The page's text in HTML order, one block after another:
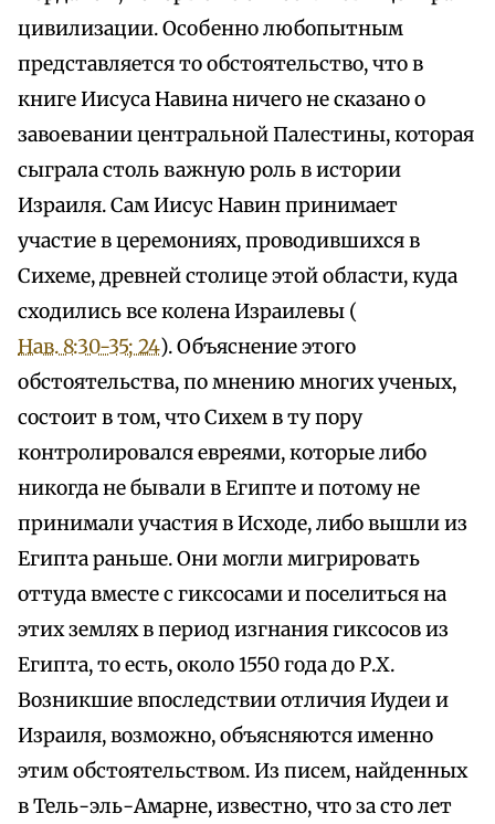
цивилизации. Особенно любопытным
представляется то обстоятельство, что в
книге Иисуса Навина ничего не сказано о
завоевании центральной Палестины, которая
сыграла столь важную роль в истории
Израиля. Сам Иисус Навин принимает
участие в церемониях, проводившихся в
Сихеме, древней столице этой области, куда
сходились все колена Израилевы (
Нав. 8:30-35; 24). Объяснение этого
обстоятельства, по мнению многих ученых,
состоит в том, что Сихем в ту пору
контролировался евреями, которые либо
никогда не бывали в Египте и потому не
принимали участия в Исходе, либо вышли из
Египта раньше. Они могли мигрировать
оттуда вместе с гиксосами и поселиться на
этих землях в период изгнания гиксосов из
Египта, то есть, около 1550 года до Р.Х.
Возникшие впоследствии отличия Иудеи и
Израиля, возможно, объясняются именно
этим обстоятельством. Из писем, найденных
в Тель-эль-Амарне, известно, что за сто лет